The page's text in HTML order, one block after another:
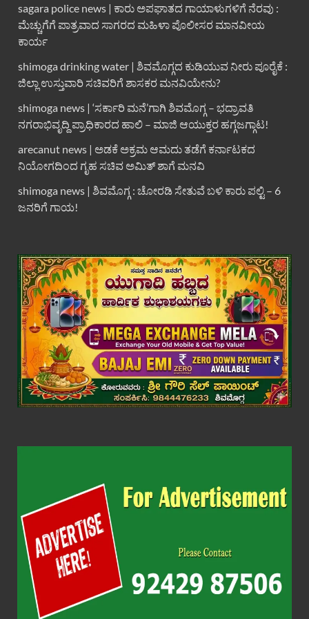
sagara police news | ಕಾರು ಅಪಘಾತದ ಗಾಯಾಳುಗಳಿಗೆ ನೆರವು :
ಮೆಚ್ಚುಗೆಗೆ ಪಾತ್ರವಾದ ಸಾಗರದ ಮಹಿಳಾ ಪೊಲೀಸರ ಮಾನವೀಯ
ಕಾರ್ಯ
shimoga drinking water | ಶಿವಮೊಗ್ಗದ ಕುಡಿಯುವ ನೀರು ಪೂರೈಕೆ :
ಜಿಲ್ಲಾ ಉಸ್ತುವಾರಿ ಸಚಿವರಿಗೆ ಶಾಸಕರ ಮನವಿಯೇನು?
shimoga news | ‘ಸರ್ಕಾರಿ ಮನೆ’ಗಾಗಿ ಶಿವಮೊಗ್ಗ – ಭದ್ರಾವತಿ
ನಗರಾಭಿವೃದ್ದಿ ಪ್ರಾಧಿಕಾರದ ಹಾಲಿ – ಮಾಜಿ ಆಯುಕ್ತರ ಹಗ್ಗಜಗ್ಗಾಟ!
arecanut news | ಅಡಕೆ ಅಕ್ರಮ ಆಮದು ತಡೆಗೆ ಕರ್ನಾಟಕದ
ನಿಯೋಗದಿಂದ ಗೃಹ ಸಚಿವ ಅಮಿತ್ ಶಾಗೆ ಮನವಿ
shimoga news | ಶಿವಮೊಗ್ಗ : ಚೋರಡಿ ಸೇತುವೆ ಬಳಿ ಕಾರು ಪಲ್ಟಿ – 6
ಜನರಿಗೆ ಗಾಯ!